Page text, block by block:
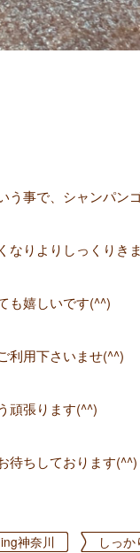
う事で、シャンパン
なりよりしっくりき
も嬉しいです(^^)
利用下さいませ(^^)
頑張ります(^^)
待ちしております(^^)
神奈川
しっ